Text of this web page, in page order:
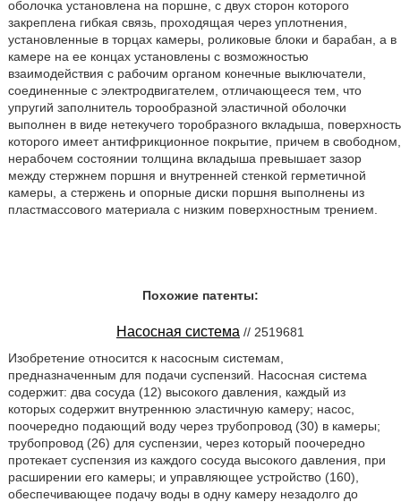
оболочка установлена на поршне, с двух сторон которого
закреплена гибкая связь, проходящая через уплотнения,
установленные в торцах камеры, роликовые блоки и барабан, а в
камере на ее концах установлены с возможностью
взаимодействия с рабочим органом конечные выключатели,
соединенные с электродвигателем, отличающееся тем, что
упругий заполнитель торообразной эластичной оболочки
выполнен в виде нетекучего торобразного вкладыша, поверхность
которого имеет антифрикционное покрытие, причем в свободном,
нерабочем состоянии толщина вкладыша превышает зазор
между стержнем поршня и внутренней стенкой герметичной
камеры, а стержень и опорные диски поршня выполнены из
пластмассового материала с низким поверхностным трением.
Похожие патенты:
Насосная система // 2519681
Изобретение относится к насосным системам,
предназначенным для подачи суспензий. Насосная система
содержит: два сосуда (12) высокого давления, каждый из
которых содержит внутреннюю эластичную камеру; насос,
поочередно подающий воду через трубопровод (30) в камеры;
трубопровод (26) для суспензии, через который поочередно
протекает суспензия из каждого сосуда высокого давления, при
расширении его камеры; и управляющее устройство (160),
обеспечивающее подачу воды в одну камеру незадолго до